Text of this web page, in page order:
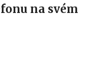
na svém